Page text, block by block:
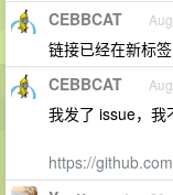
CEBBCAT
链接已经在新标
CEBBCAT
我发了 issue，我
https://